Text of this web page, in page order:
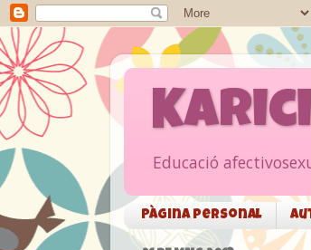
Educació
Pàgina personal